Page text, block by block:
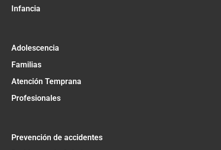
Infancia
Adolescencia
Familias
Atención Temprana
Profesionales
Prevención de accidentes